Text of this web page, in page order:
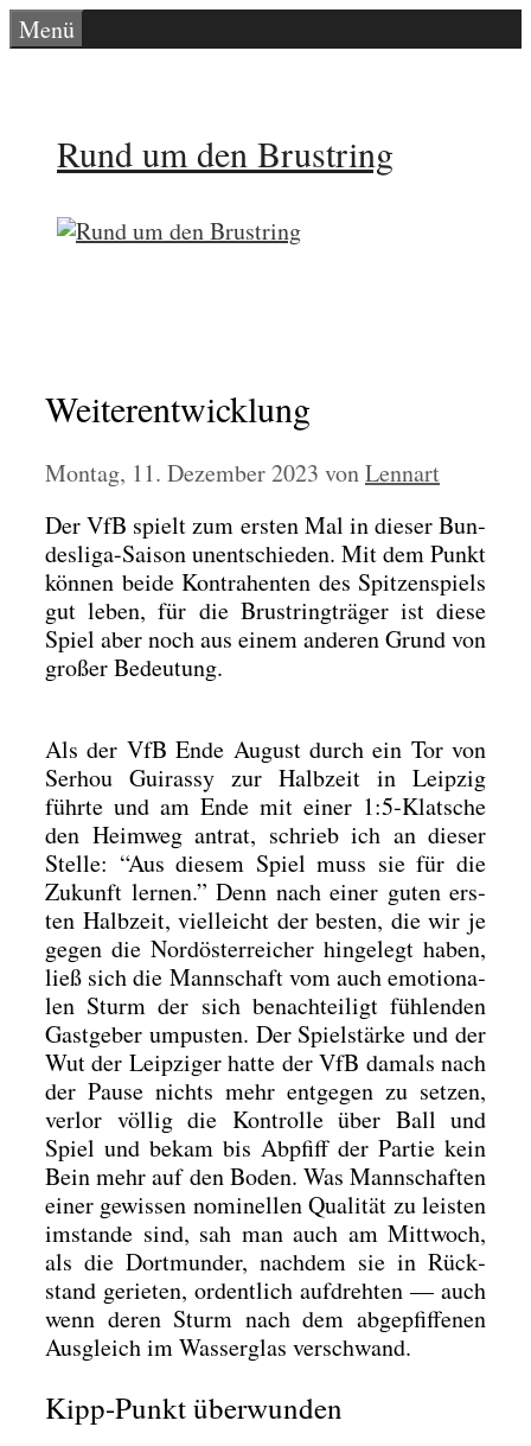
Zum
Inhalt
Menü
Rund um den Brustring
Weiterentwicklung
Montag, 11. Dezember 2023 vonLennart
Der VfB spielt zum ers­ten Mal in die­ser Bun­
des­li­ga-Sai­son unent­schie­den. Mit dem Punkt
kön­nen bei­de Kon­tra­hen­ten des Spit­zen­spiels
gut leben, für die Brust­ring­trä­ger ist die­se
Spiel aber noch aus einem ande­ren Grund von
gro­ßer Bedeu­tung.
Als der VfB Ende August durch ein Tor von
Ser­hou Gui­ras­sy zur Halb­zeit in Leip­zig
führ­te und am Ende mit einer 1:5‑Klatsche
den Heim­weg antrat, schrieb ich an die­ser
Stel­le: “Aus die­sem Spiel muss sie für die
Zukunft ler­nen.” Denn nach einer guten ers­
ten Halb­zeit, viel­leicht der bes­ten, die wir je
gegen die Nord­ös­ter­rei­cher hin­ge­legt haben,
ließ sich die Mann­schaft vom auch emo­tio­na­
len Sturm der sich benach­tei­ligt füh­len­den
Gast­ge­ber umpus­ten. Der Spiel­stär­ke und der
Wut der Leip­zi­ger hat­te der VfB damals nach
der Pau­se nichts mehr ent­ge­gen zu set­zen,
ver­lor völ­lig die Kon­trol­le über Ball und
Spiel und bekam bis Abpfiff der Par­tie kein
Bein mehr auf den Boden. Was Mann­schaf­ten
einer gewis­sen nomi­nel­len Qua­li­tät zu leis­ten
imstan­de sind, sah man auch am Mitt­woch,
als die Dort­mun­der, nach­dem sie in Rück­
stand gerie­ten, ordent­lich auf­dreh­ten — auch
wenn deren Sturm nach dem abge­pfif­fe­nen
Aus­gleich im Was­ser­glas ver­schwand.
Kipp-Punkt überwunden